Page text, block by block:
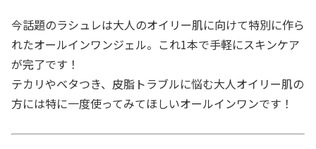
今話題のラシュレは大人のオイリー肌に向けて特別に作ら
れたオールインワンジェル。これ1本で手軽にスキンケア
が完了です！
テカリやベタつき、皮脂トラブルに悩む大人オイリー肌の
方には特に一度使ってみてほしいオールインワンです！